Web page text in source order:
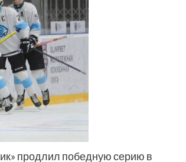
продлил победную серию в